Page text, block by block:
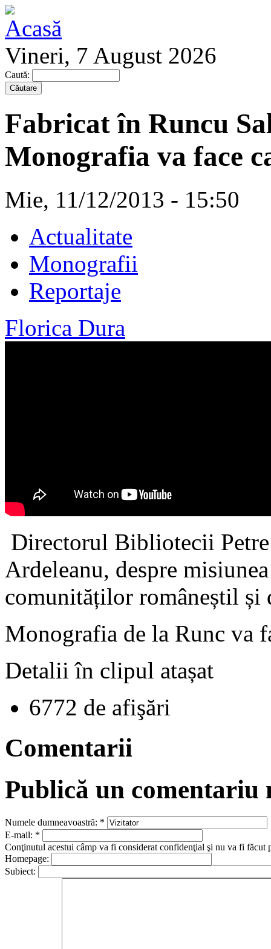
Vineri, 7 August 2026
Caută:
Fabricat în Runcu
Monografia va face
Mie, 11/12/2013 - 15:50
Actualitate
Monografii
Reportaje
Florica Dura
Directorul Bibliotecii
Ardeleanu, despre
comunităților româneștil și
Monografia de la Runc va
Detalii în clipul atașat
6772 de afişări
Comentarii
Publică un comentariu
Numele dumneavoastră: *
E-mail: *
Conţinutul acestui câmp va fi considerat confidenţial şi nu va fi făcut
Homepage:
Subiect: